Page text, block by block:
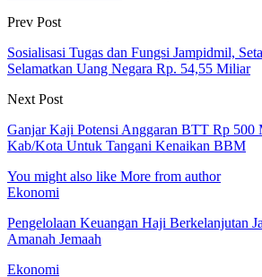
Prev Post
Sosialisasi Tugas dan Fungsi Jampidmil,
Selamatkan Uang Negara Rp. 54,55 Miliar
Next Post
Ganjar Kaji Potensi Anggaran BTT Rp 500
Kab/Kota Untuk Tangani Kenaikan BBM
You might also like More from author
Ekonomi
Pengelolaan Keuangan Haji Berkelanjutan
Amanah Jemaah
Ekonomi